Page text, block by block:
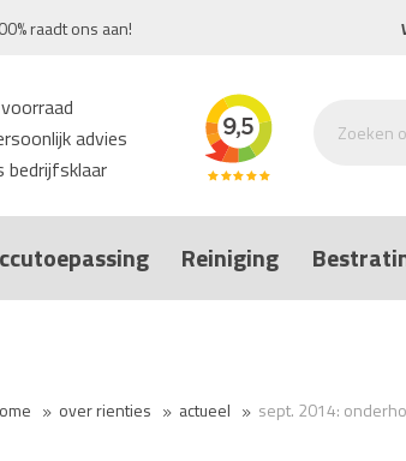
raadt ons aan!
advies
bedrijfsklaar
Reiniging
over rienties actueel sept. 2014: